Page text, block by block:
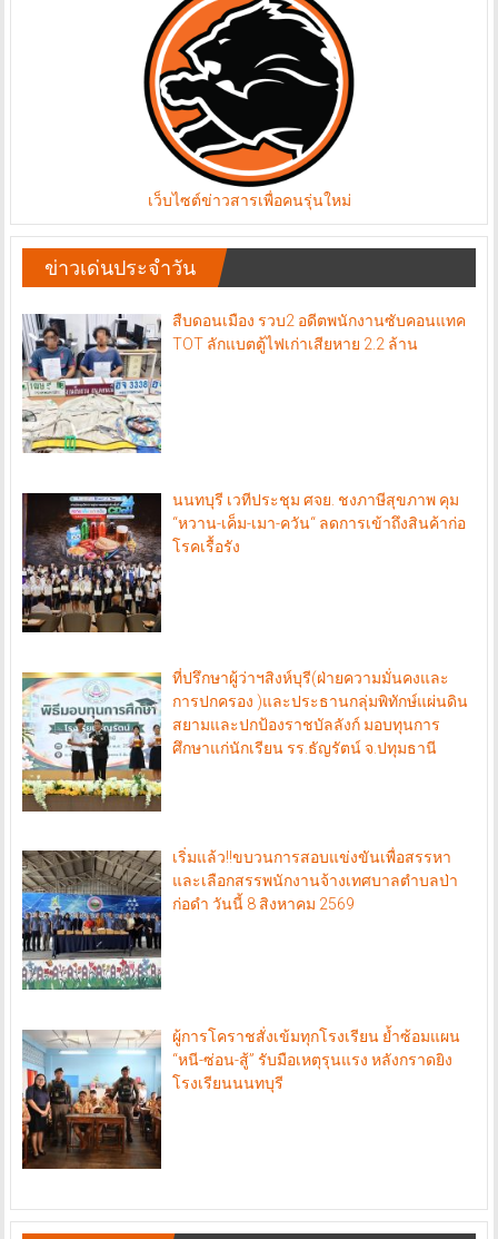
เว็บไซต์ข่าวสารเพื่อคนรุ่นใหม่
ข่าวเด่นประจำวัน
สืบดอนเมือง รวบ2 อดีตพนักงานซับคอนแทค
TOT ลักแบตตู้ไฟเก่าเสียหาย 2.2 ล้าน
นนทบุรี เวทีประชุม ศจย. ชงภาษีสุขภาพ คุม
“หวาน-เค็ม-เมา-ควัน“ ลดการเข้าถึงสินค้าก่อ
โรคเรื้อรัง
ที่ปรึกษาผู้ว่าฯสิงห์บุรี(ฝ่ายความมั่นคงและ
การปกครอง )และประธานกลุ่มพิทักษ์แผ่นดิน
สยามและปกป้องราชบัลลังก์ มอบทุนการ
ศึกษาแก่นักเรียน รร.ธัญรัตน์ จ.ปทุมธานี
เริ่มแล้ว!!ขบวนการสอบแข่งขันเพื่อสรรหา
และเลือกสรรพนักงานจ้างเทศบาลตำบลป่า
ก่อดำ วันนี้ 8 สิงหาคม 2569
ผู้การโคราชสั่งเข้มทุกโรงเรียน ย้ำซ้อมแผน
“หนี-ซ่อน-สู้” รับมือเหตุรุนแรง หลังกราดยิง
โรงเรียนนนทบุรี